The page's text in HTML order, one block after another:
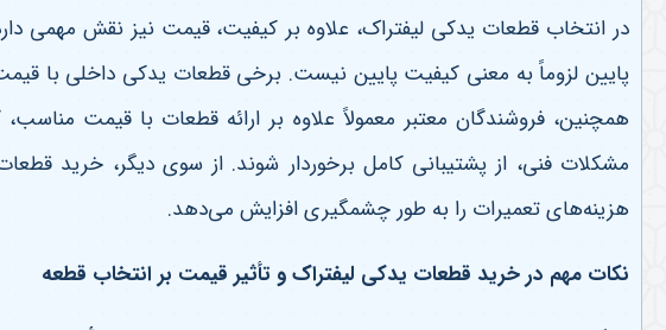
در انتخاب قطعات یدکی لیفتراک، علاوه بر کیفیت، قیمت نیز نقش مهمی
پایین لزوماً به معنی کیفیت پایین نیست. برخی قطعات یدکی داخلی با
همچنین، فروشندگان معتبر معمولاً علاوه بر ارائه قطعات با قیمت
مشکلات فنی، از پشتیبانی کامل برخوردار شوند. از سوی دیگر، خرید
هزینه‌های تعمیرات را به طور چشمگیری افزایش می‌دهد.
نکات مهم در خرید قطعات یدکی لیفتراک و تأثیر قیمت بر انتخاب قطعه